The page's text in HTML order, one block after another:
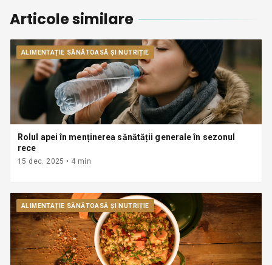
Articole similare
ALIMENTAȚIE SĂNĂTOASĂ ȘI NUTRIȚIE
Rolul apei în menținerea sănătății generale în sezonul
rece
15 dec. 2025 • 4 min
ALIMENTAȚIE SĂNĂTOASĂ ȘI NUTRIȚIE